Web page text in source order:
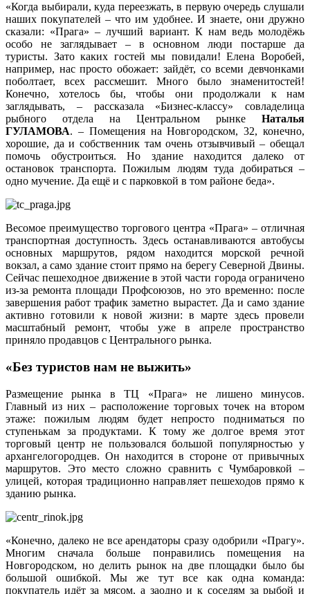
«Когда выбирали, куда переезжать, в первую очередь слушали
наших покупателей – что им удобнее. И знаете, они дружно
сказали: «Прага» – лучший вариант. К нам ведь молодёжь
особо не заглядывает – в основном люди постарше да
туристы. Зато каких гостей мы повидали! Елена Воробей,
например, нас просто обожает: зайдёт, со всеми девчонками
поболтает, всех рассмешит. Много было знаменитостей!
Конечно, хотелось бы, чтобы они продолжали к нам
заглядывать, – рассказала «Бизнес-классу» совладелица
рыбного отдела на Центральном рынке Наталья
ГУЛАМОВА. – Помещения на Новгородском, 32, конечно,
хорошие, да и собственник там очень отзывчивый – обещал
помочь обустроиться. Но здание находится далеко от
остановок транспорта. Пожилым людям туда добираться –
одно мучение. Да ещё и с парковкой в том районе беда».
Весомое преимущество торгового центра «Прага» – отличная
транспортная доступность. Здесь останавливаются автобусы
основных маршрутов, рядом находится морской речной
вокзал, а само здание стоит прямо на берегу Северной Двины.
Сейчас пешеходное движение в этой части города ограничено
из-за ремонта площади Профсоюзов, но это временно: после
завершения работ трафик заметно вырастет. Да и само здание
активно готовили к новой жизни: в марте здесь провели
масштабный ремонт, чтобы уже в апреле пространство
приняло продавцов с Центрального рынка.
«Без туристов нам не выжить»
Размещение рынка в ТЦ «Прага» не лишено минусов.
Главный из них – расположение торговых точек на втором
этаже: пожилым людям будет непросто подниматься по
ступенькам за продуктами. К тому же долгое время этот
торговый центр не пользовался большой популярностью у
архангелогородцев. Он находится в стороне от привычных
маршрутов. Это место сложно сравнить с Чумбаровкой –
улицей, которая традиционно направляет пешеходов прямо к
зданию рынка.
«Конечно, далеко не все арендаторы сразу одобрили «Прагу».
Многим сначала больше понравились помещения на
Новгородском, но делить рынок на две площадки было бы
большой ошибкой. Мы же тут все как одна команда:
покупатель идёт за мясом, а заодно и к соседям за рыбой и